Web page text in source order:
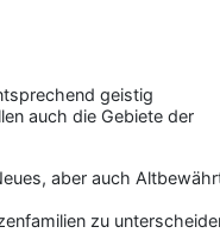
geistig
auch die Gebiete der
aber auch
zu